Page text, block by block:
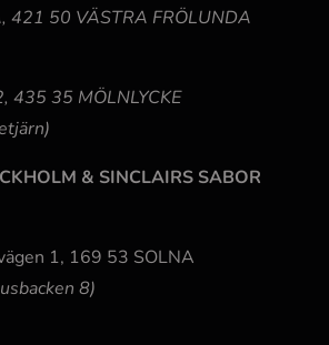
421 50 VÄSTRA FRÖLUNDA
435 35 MÖLNLYCKE
& SINCLAIRS SABOR
1, 169 53 SOLNA
8)